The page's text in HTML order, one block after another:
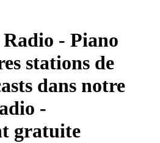
- Piano
stations de
dans notre
-
gratuite